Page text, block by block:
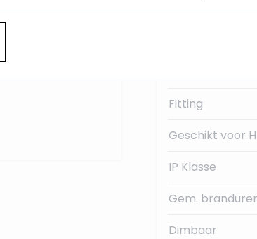
Merk
Fitting
Geschikt voor
IP Klasse
Gem.
Dimbaar